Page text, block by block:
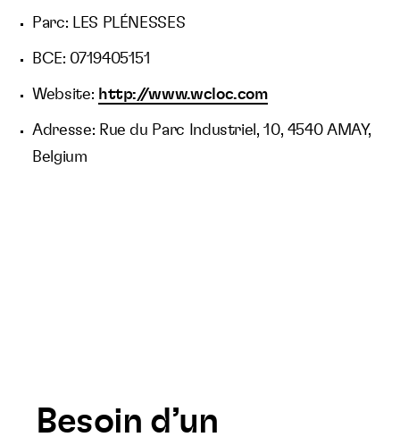
Parc: LES PLÉNESSES
BCE: 0719405151
Website: http://www.wcloc.com
Adresse: Rue du Parc Industriel, 10, 4540 AMAY,
Belgium
Besoin d’un